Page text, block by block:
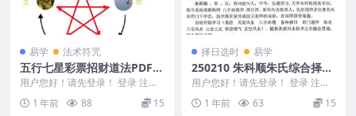
易学 法术符咒
五行七星彩票招财道法PDF文
档5页Y
用户您好！请先登录！ 登录 注册
五行七星彩票招财道法PDF文档5
页Y 2503...
1 年前 88 15
择日选时 易学
250210 朱科顺朱氏综合择日
全书（正序466p）
用户您好！请先登录！ 登录 注册
朱科顺朱氏综合择日全书（正序46
6p） 250...
1 年前 63 15